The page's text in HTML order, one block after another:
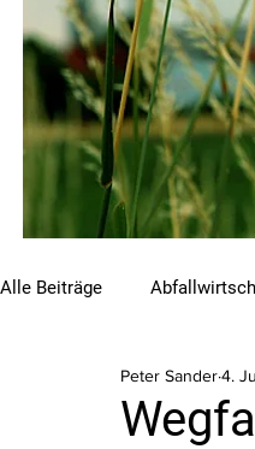
Alle Beiträge
Beihilfen und Förderungen
Peter Sander4.